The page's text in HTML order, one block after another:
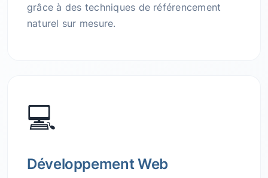
grâce à des techniques de référencement
naturel sur mesure.
💻
Développement Web